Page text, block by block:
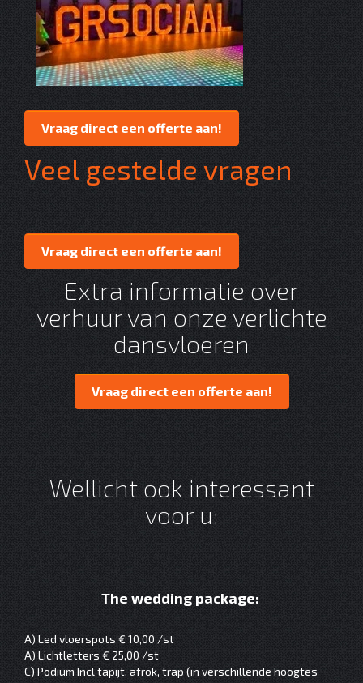
Vraag direct een offerte aan!
Veel gestelde vragen
Vraag direct een offerte aan!
Extra informatie over
verhuur van onze verlichte
dansvloeren
Vraag direct een offerte aan!
Wellicht ook interessant
voor u:
The wedding package:
A) Led vloerspots € 10,00 /st
A) Lichtletters € 25,00 /st
C) Podium Incl tapijt, afrok, trap (in verschillende hoogtes